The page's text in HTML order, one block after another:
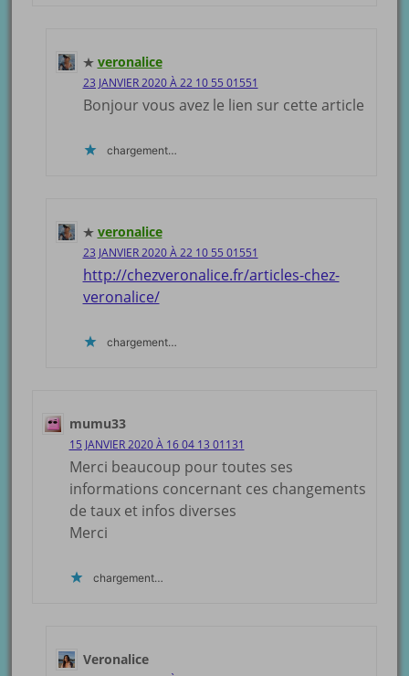
veronalice
23 JANVIER 2020 À 22 10 55 01551
Bonjour vous avez le lien sur cette article
chargement…
veronalice
23 JANVIER 2020 À 22 10 55 01551
http://chezveronalice.fr/articles-chez-
veronalice/
chargement…
mumu33
15 JANVIER 2020 À 16 04 13 01131
Merci beaucoup pour toutes ses
informations concernant ces changements
de taux et infos diverses
Merci
chargement…
Veronalice